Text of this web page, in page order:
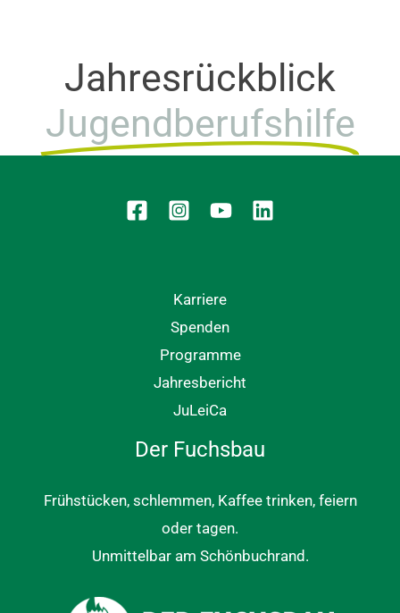
Jahresrückblick
Jugendberufshilfe
Karriere
Spenden
Programme
Jahresbericht
JuLeiCa
Der Fuchsbau
Frühstücken, schlemmen, Kaffee trinken, feiern
oder tagen.
Unmittelbar am Schönbuchrand.